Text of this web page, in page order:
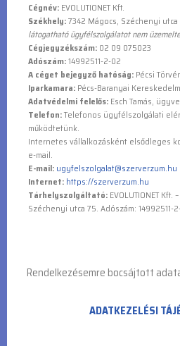
Adószám:14992511-2-02
A céget bejegyző hatóság:Pécsi
Iparkamara:Pécs-Baranyai
Adatvédelmi felelős: Esch Tamás,
Telefon:Telefonos ügyfélszolgálati
működtetünk.
Internetes vállalkozásként elsődleges
e-mail.
E-mail:ugyfelszolgalat@szerverzum.hu
Internet: https://szerverzum.hu
Tárhelyszolgáltató:EVOLUTIONET Kft.
Széchenyi utca 75. Adószám: 14992511-2-